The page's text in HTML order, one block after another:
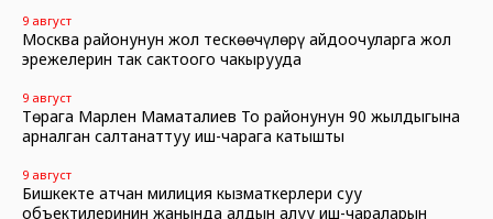
9 август
Москва районунун жол тескөөчүлөрү айдоочуларга жол
эрежелерин так сактоого чакырууда
9 август
Төрага Марлен Маматалиев Тоң районунун 90 жылдыгына
арналган салтанаттуу иш-чарага катышты
9 август
Бишкекте атчан милиция кызматкерлери суу
объектилеринин жанында алдын алуу иш-чараларын